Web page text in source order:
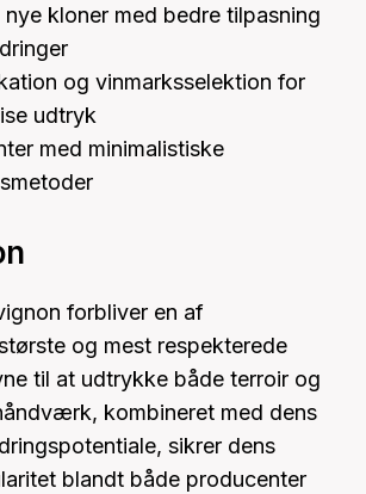
nye kloner med bedre tilpasning
og vinmarksselektion for
udtryk
med minimalistiske
forbliver en af
og mest respekterede
til at udtrykke både terroir og
kombineret med dens
sikrer dens
blandt både producenter